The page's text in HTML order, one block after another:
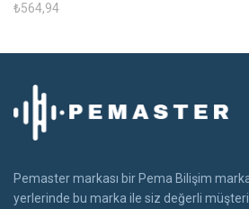
₺564,94
Pemaster markası bir Pema Bilişim
yerlerinde bu marka ile siz değerli